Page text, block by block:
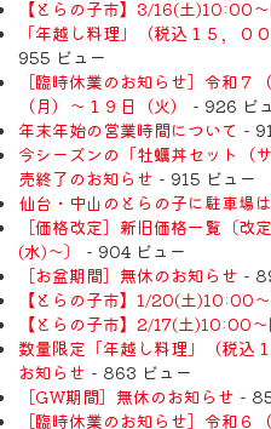
【とらの子市】3/16(土)10:00
「年越し料理」（税込１５，０
955 ビュー
［臨時休業のお知らせ］令和７
（月）〜１９日（火）
- 926 ビ
年末年始の営業時間について -
今シーズンの「牡蠣丼セット（
売終了のお知らせ - 915 ビュー
仙台・中山のとらの子に駐車場
［価格改定］新旧価格一覧〔
(水)〜〕
- 904 ビュー
［お盆期間］無休のお知らせ -
【とらの子市】1/20(土)10:00
【とらの子市】2/17(土)10:00
数量限定「年越し料理」（税込
お知らせ - 863 ビュー
［GW期間］無休のお知らせ -
［臨時休業のお知らせ］令和６